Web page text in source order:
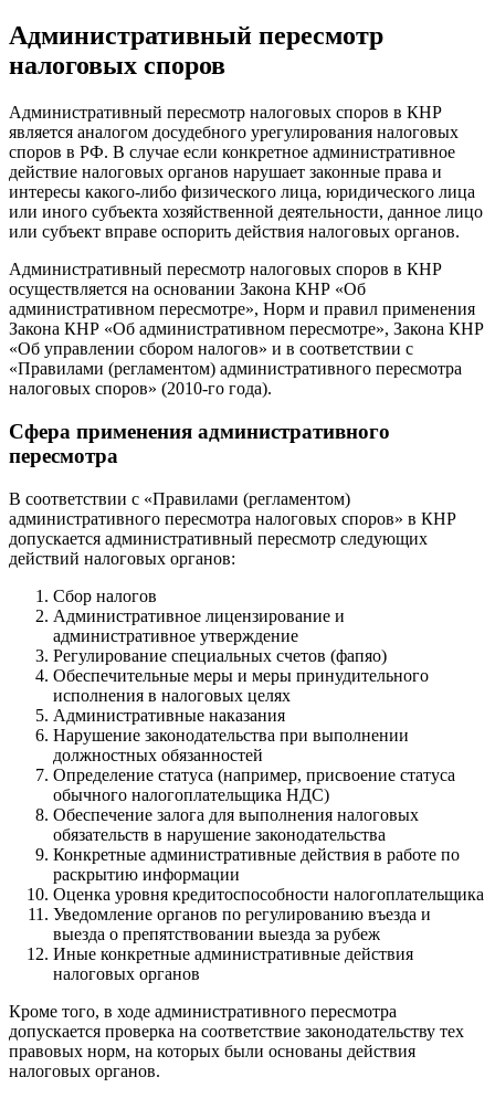
Административный пересмотр
налоговых споров
Административный пересмотр налоговых споров в КНР
является аналогом досудебного урегулирования налоговых
споров в РФ. В случае если конкретное административное
действие налоговых органов нарушает законные права и
интересы какого-либо физического лица, юридического лица
или иного субъекта хозяйственной деятельности, данное лицо
или субъект вправе оспорить действия налоговых органов.
Административный пересмотр налоговых споров в КНР
осуществляется на основании Закона КНР «Об
административном пересмотре», Норм и правил применения
Закона КНР «Об административном пересмотре», Закона КНР
«Об управлении сбором налогов» и в соответствии с
«Правилами (регламентом) административного пересмотра
налоговых споров» (2010-го года).
Сфера применения административного
пересмотра
В соответствии с «Правилами (регламентом)
административного пересмотра налоговых споров» в КНР
допускается административный пересмотр следующих
действий налоговых органов:
Сбор налогов
Административное лицензирование и
административное утверждение
Регулирование специальных счетов (фапяо)
Обеспечительные меры и меры принудительного
исполнения в налоговых целях
Административные наказания
Нарушение законодательства при выполнении
должностных обязанностей
Определение статуса (например, присвоение статуса
обычного налогоплательщика НДС)
Обеспечение залога для выполнения налоговых
обязательств в нарушение законодательства
Конкретные административные действия в работе по
раскрытию информации
Оценка уровня кредитоспособности налогоплательщика
Уведомление органов по регулированию въезда и
выезда о препятствовании выезда за рубеж
Иные конкретные административные действия
налоговых органов
Кроме того, в ходе административного пересмотра
допускается проверка на соответствие законодательству тех
правовых норм, на которых были основаны действия
налоговых органов.